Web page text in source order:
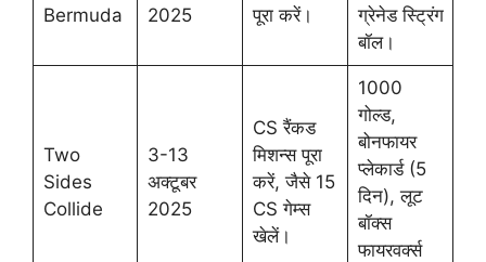
Bermuda
2025
पूरा करें।
ग्रेनेड स्ट्रिंग
बॉल।
Two
Sides
Collide
3-13
अक्टूबर
2025
CS रैंकड
मिशन्स पूरा
करें, जैसे 15
CS गेम्स
खेलें।
1000
गोल्ड,
बोनफायर
प्लेकार्ड (5
दिन), लूट
बॉक्स
फायरवर्क्स